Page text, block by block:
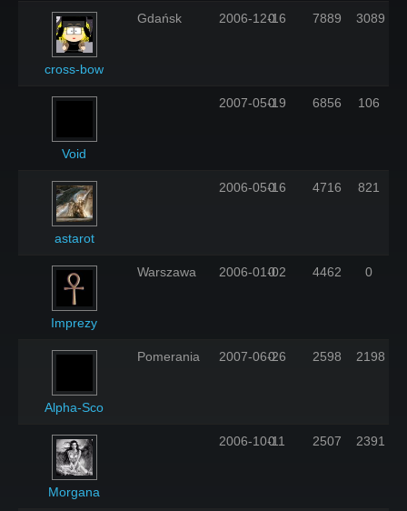
cross-bow
Gdańsk 2006-12-16
0 7889 3089
Void
2007-05-19
0 6856 106
astarot
2006-05-16
0 4716 821
Imprezy
Warszawa 2006-01-02
0 4462 0
Alpha-Sco
Pomerania 2007-06-26
0 2598 2198
Morgana
2006-10-11
0 2507 2391